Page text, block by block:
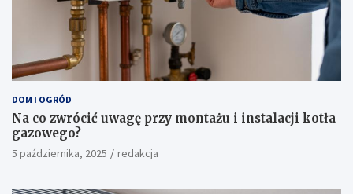
DOM I OGRÓD
Na co zwrócić uwagę przy montażu i instalacji kotła
gazowego?
5 października, 2025 redakcja